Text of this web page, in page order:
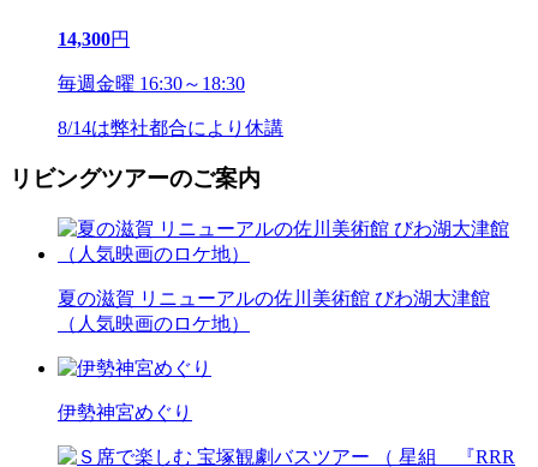
14,300円
毎週金曜 16:30～18:30
8/14は弊社都合により休講
リビングツアーのご案内
夏の滋賀 リニューアルの佐川美術館 びわ湖大津館
（人気映画のロケ地）
伊勢神宮めぐり